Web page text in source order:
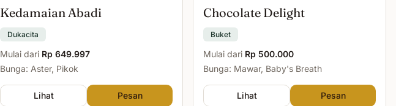
Kedamaian Abadi
Dukacita
Mulai dari Rp 649.997
Bunga: Aster, Pikok
Lihat Pesan
Chocolate Delight
Buket
Mulai dari Rp 500.000
Bunga: Mawar, Baby's Breath
Lihat Pesan